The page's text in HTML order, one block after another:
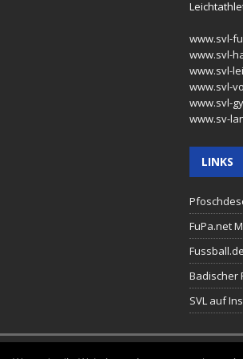
www.svl-
www.svl-
www.svl-
www.svl-
www.svl-
www.sv-
LINKS
FuPa.net
Fussball.de
Badischer
SVL auf